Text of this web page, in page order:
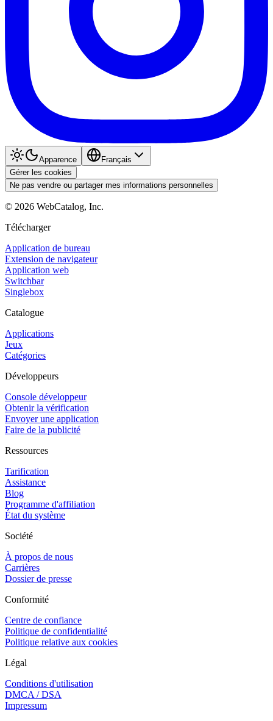
Apparence
Français
Gérer les cookies
Ne pas vendre ou partager mes informations personnelles
© 2026 WebCatalog, Inc.
Télécharger
Application de bureau
Extension de navigateur
Application web
Switchbar
Singlebox
Catalogue
Applications
Jeux
Catégories
Développeurs
Console développeur
Obtenir la vérification
Envoyer une application
Faire de la publicité
Ressources
Tarification
Assistance
Blog
Programme d'affiliation
État du système
Société
À propos de nous
Carrières
Dossier de presse
Conformité
Centre de confiance
Politique de confidentialité
Politique relative aux cookies
Légal
Conditions d'utilisation
DMCA / DSA
Impressum